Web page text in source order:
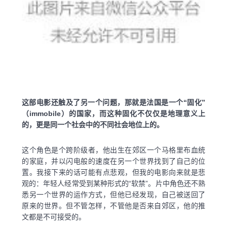
这部电影还触及了另一个问题，那就是法国是一个“固化”
（immobile）的国家，而这种固化不仅仅是地理意义上
的，更是同一个社会中的不同社会地位上的。
这个角色是个跨阶级者，他出生在郊区一个马格里布血统
的家庭，并以闪电般的速度在另一个世界找到了自己的位
置。我接下来的话可能有点悲观，但我的电影向来就是悲
观的：年轻人经常受到某种形式的“软禁”。片中角色还不熟
悉另一个世界的运作方式，但他已经发现，自己被送回了
原来的世界。但不管怎样，不管他是否来自郊区，他的推
文都是不可接受的。